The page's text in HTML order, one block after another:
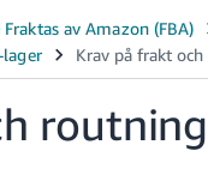
routning